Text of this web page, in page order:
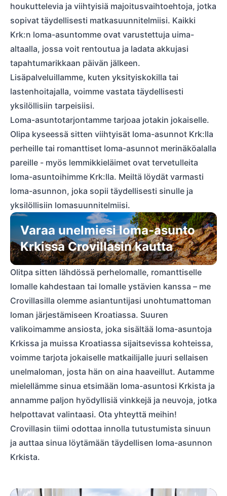
houkuttelevia ja viihtyisiä majoitusvaihtoehtoja, jotka
sopivat täydellisesti matkasuunnitelmiisi. Kaikki
Krk:n loma-asuntomme ovat varustettuja uima-
altaalla, jossa voit rentoutua ja ladata akkujasi
tapahtumarikkaan päivän jälkeen.
Lisäpalveluillamme, kuten yksityiskokilla tai
lastenhoitajalla, voimme vastata täydellisesti
yksilöllisiin tarpeisiisi.
Loma-asuntotarjontamme tarjoaa jotakin jokaiselle.
Olipa kyseessä sitten viihtyisät loma-asunnot Krk:lla
perheille tai romanttiset loma-asunnot merinäköalalla
pareille - myös lemmikkieläimet ovat tervetulleita
loma-asuntoihimme Krk:lla. Meiltä löydät varmasti
loma-asunnon, joka sopii täydellisesti sinulle ja
yksilöllisiin lomasuunnitelmiisi.
Varaa unelmiesi loma-asunto
Krkissa Crovillasin kautta
Olitpa sitten lähdössä perhelomalle, romanttiselle
lomalle kahdestaan tai lomalle ystävien kanssa – me
Crovillasilla olemme asiantuntijasi unohtumattoman
loman järjestämiseen Kroatiassa. Suuren
valikoimamme ansiosta, joka sisältää loma-asuntoja
Krkissa ja muissa Kroatiassa sijaitsevissa kohteissa,
voimme tarjota jokaiselle matkailijalle juuri sellaisen
unelmaloman, josta hän on aina haaveillut. Autamme
mielellämme sinua etsimään loma-asuntosi Krkista ja
annamme paljon hyödyllisiä vinkkejä ja neuvoja, jotka
helpottavat valintaasi. Ota yhteyttä meihin!
Crovillasin tiimi odottaa innolla tutustumista sinuun
ja auttaa sinua löytämään täydellisen loma-asunnon
Krkista.